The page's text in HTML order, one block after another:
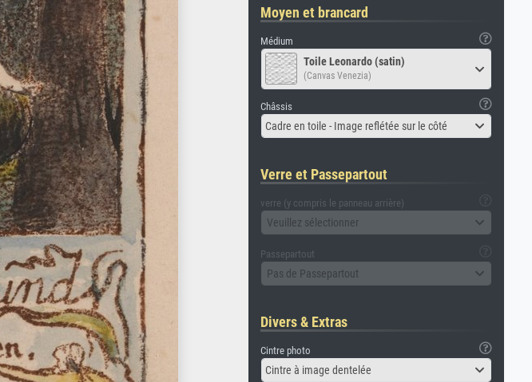
Moyen et brancard
Médium
Toile Leonardo (satin)
(Canvas Venezia)
Châssis
Cadre en toile - Image reflétée sur le côté
Verre et Passepartout
verre (y compris le panneau arrière)
Veuillez sélectionner
Passepartout
Pas de Passepartout
Divers & Extras
Cintre photo
Cintre à image dentelée